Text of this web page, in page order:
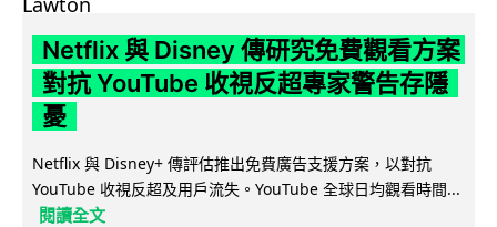
Netflix 與 Disney 傳研究免費觀看方案
對抗 YouTube 收視反超專家警告存隱
憂
Netflix 與 Disney+ 傳評估推出免費廣告支援方案，以對抗
YouTube 收視反超及用戶流失。YouTube 全球日均觀看時間...
閱讀全文